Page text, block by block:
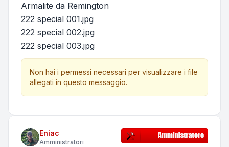
Armalite da Remington
222 special 001.jpg
222 special 002.jpg
222 special 003.jpg
Non hai i permessi necessari per visualizzare i file
allegati in questo messaggio.
Eniac
Amministratori